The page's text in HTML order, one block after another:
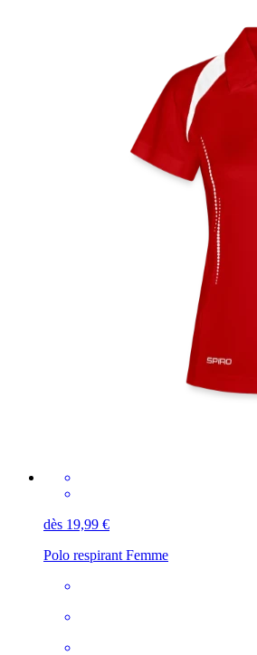
dès 19,99 €
Polo respirant Femme